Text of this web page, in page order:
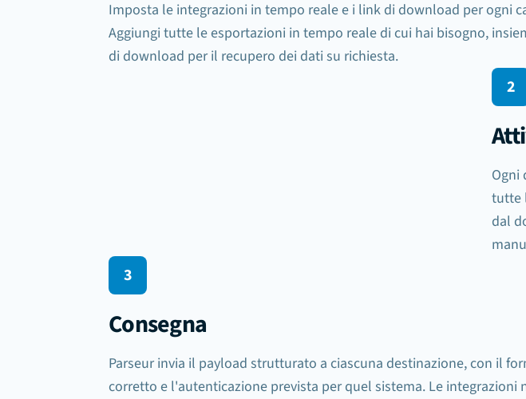
Imposta le integrazioni in tempo reale e i link di download per ogni
Aggiungi tutte le esportazioni in tempo reale di cui hai bisogno,
di download per il recupero dei dati su richiesta.
2
Ogni
tutte
dal
3
Consegna
Parseur invia il payload strutturato a ciascuna destinazione, con il
corretto e l'autenticazione prevista per quel sistema. Le integrazioni